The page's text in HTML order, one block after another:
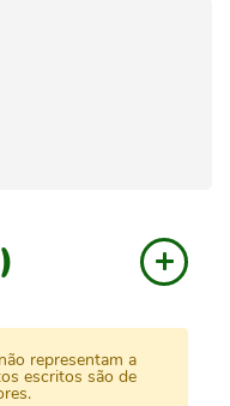
representam a
escritos são de